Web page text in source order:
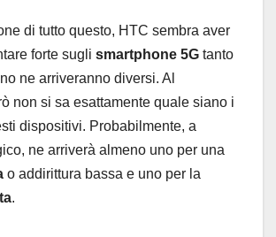
di tutto questo, HTC sembra aver
forte sugli smartphone 5G tanto
ne arriveranno diversi. Al
non si sa esattamente quale siano i
dispositivi. Probabilmente, a
ne arriverà almeno uno per una
o addirittura bassa e uno per la
.